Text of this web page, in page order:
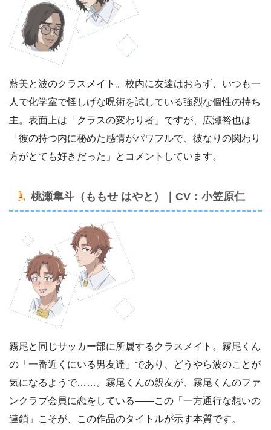
藍美と波のクラスメイト。校内に友達はおらず、いつも一
人で化学室で怪しげな呪術を試している強烈な個性の持ち
主。表面上は「クラスの変わり者」ですが、広瀬裕也は
「彼の持つ内に秘めた感情がパワフルで、彼なりの関わり
方がとても好きだった」とコメントしています。
桃瀬隼斗（ももせ はやと）｜CV：小笠原仁
霧尾と同じサッカー部に所属するクラスメイト。霧尾くん
の「一番近くにいる男友達」であり、どうやら波のことが
気になるようで……。霧尾くんの親友が、霧尾くんのファ
ンクラブ会員に恋をしている——この「一方通行な想いの
連鎖」こそが、この作品のタイトルが示す本質です。